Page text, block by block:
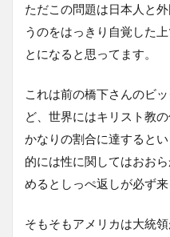
ただこの問題は日本人と
うのをはっきり自覚した
とになると思ってます。
これは前の橋下さんのビ
ど、世界にはキリスト教
かなりの割合に達すると
的には性に関してはおお
めるとしっぺ返しが必ず来
そもそもアメリカは大統